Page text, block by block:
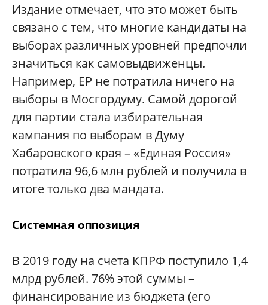
Издание отмечает, что это может быть
связано с тем, что многие кандидаты на
выборах различных уровней предпочли
значиться как самовыдвиженцы.
Например, ЕР не потратила ничего на
выборы в Мосгордуму. Самой дорогой
для партии стала избирательная
кампания по выборам в Думу
Хабаровского края – «Единая Россия»
потратила 96,6 млн рублей и получила в
итоге только два мандата.
Системная оппозиция
В 2019 году на счета КПРФ поступило 1,4
млрд рублей. 76% этой суммы –
финансирование из бюджета (его